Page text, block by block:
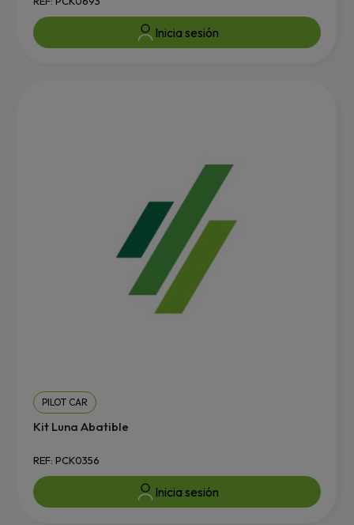
Inicia sesión
PILOT CAR
Kit Luna Abatible
REF: PCK0356
Inicia sesión